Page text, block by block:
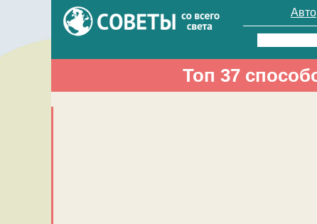
Авто
Найти:
Топ 37